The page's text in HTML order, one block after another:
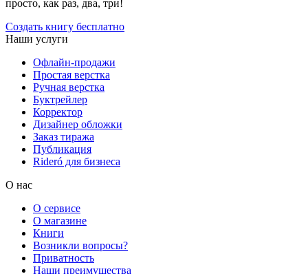
просто, как раз, два, три!
Создать книгу бесплатно
Наши услуги
Офлайн-продажи
Простая верстка
Ручная верстка
Буктрейлер
Корректор
Дизайнер обложки
Заказ тиража
Публикация
Rideró для бизнеса
О нас
О сервисе
О магазине
Книги
Возникли вопросы?
Приватность
Наши преимущества